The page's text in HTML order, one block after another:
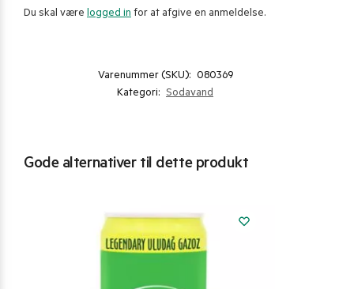
Du skal være logged in for at afgive en anmeldelse.
Varenummer (SKU): 080369
Kategori: Sodavand
Gode alternativer til dette produkt